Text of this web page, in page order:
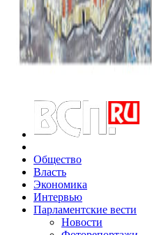
Общество
Власть
Экономика
Интервью
Парламентские вести
Новости